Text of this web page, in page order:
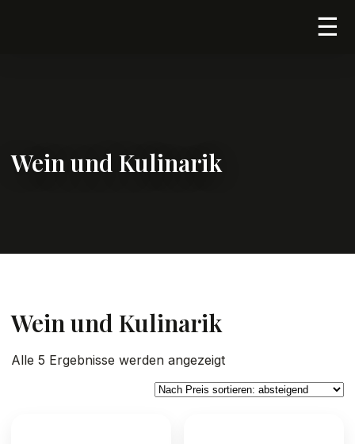
☰
Wein und Kulinarik
Wein und Kulinarik
Alle 5 Ergebnisse werden angezeigtNach
Preis
sortiert: